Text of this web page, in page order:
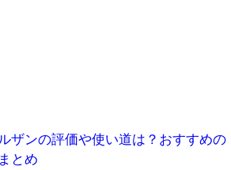
ザンの評価や使い道は？おすすめの
とめ